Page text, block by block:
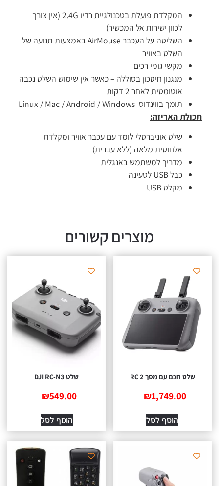
המקלדת פועלת בטכנולגיית רדיו 2.4G (אין צורך
לכוון ישירות אל המכשיר)
השליטה על העכבר AirMouse באמצעות תנועה של
השלט באוויר
מקשי גומי רכים
מנגנון חיסכון בסוללה – כאשר אין שימוש השלט נכבה
אוטומטית לאחר 2 דקות
תומך בווינדוס Linux / Mac / Android / Windows
תכולת האריזה:
שלט אוניברסלי לומד עם עכבר אוויר ומקלדת
אלחוטית מלאה (ללא עברית)
מדריך למשתמש באנגלית
כבל USB לטעינה
מקלט USB
מוצרים קשורים
שלט חכם עם מסך RC 2
₪1,749.00
הוסף לסל
שלט DJI RC-N3
₪549.00
הוסף לסל